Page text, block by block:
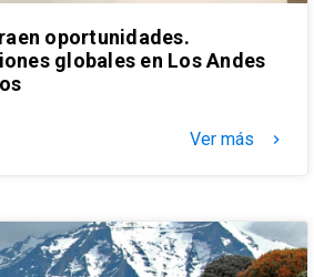
oportunidades.
globales en Los Andes
Ver más keyboard_arrow_right